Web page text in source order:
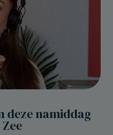
deze namiddag